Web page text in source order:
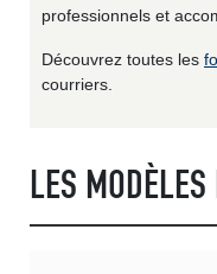
professionnels et
Découvrez toutes les
courriers.
LES